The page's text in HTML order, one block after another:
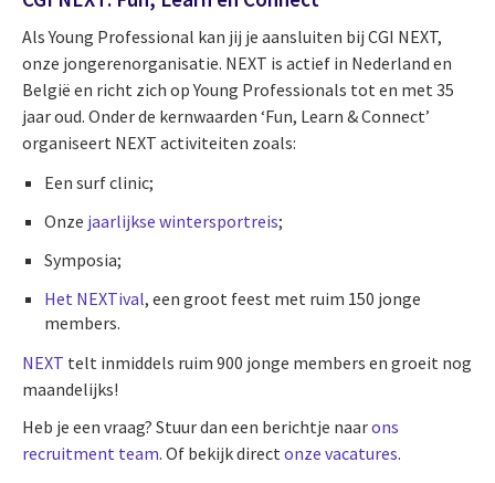
Als Young Professional kan jij je aansluiten bij CGI NEXT,
onze jongerenorganisatie. NEXT is actief in Nederland en
België en richt zich op Young Professionals tot en met 35
jaar oud. Onder de kernwaarden ‘Fun, Learn & Connect’
organiseert NEXT activiteiten zoals:
Een surf clinic;
Onze jaarlijkse wintersportreis;
Symposia;
Het NEXTival, een groot feest met ruim 150 jonge
members.
NEXT telt inmiddels ruim 900 jonge members en groeit nog
maandelijks!
Heb je een vraag? Stuur dan een berichtje naarons
recruitment team. Of bekijk direct onze vacatures.